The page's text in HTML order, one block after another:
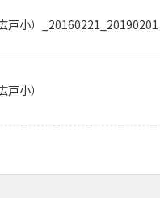
戸小）_20160221_20190201
小）